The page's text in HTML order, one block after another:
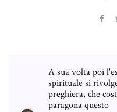
A sua volta poi
spirituale si
preghiera, che
paragona questo